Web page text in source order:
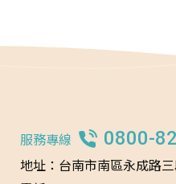
服務專線 0800-
地址：台南市南區永成路